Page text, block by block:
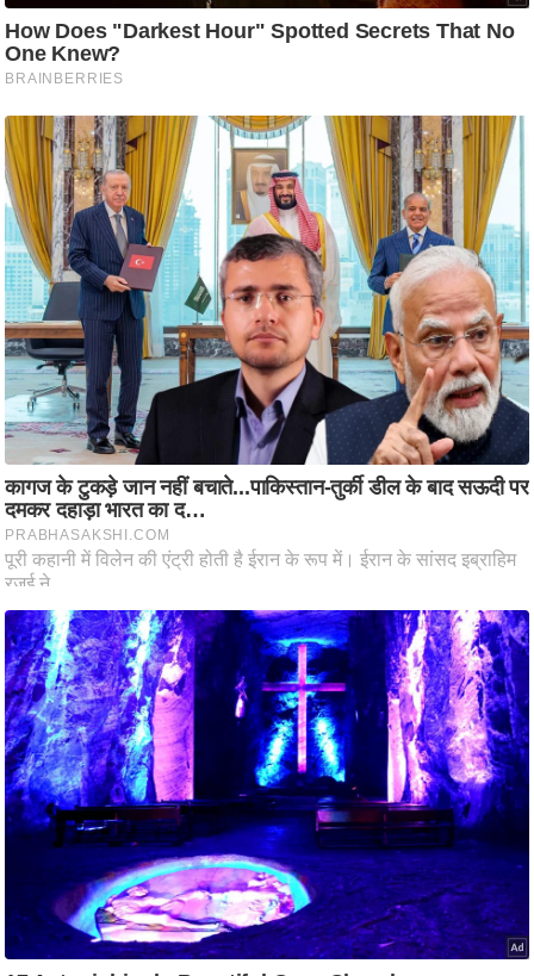
र्य
ट
स्थ
ल
फि
ट
ने
स
मं
त्रा
रि
ले
न
शि
प
रा
ज
नी
ति
वि
श्ले
ष
ण
स
म
यि